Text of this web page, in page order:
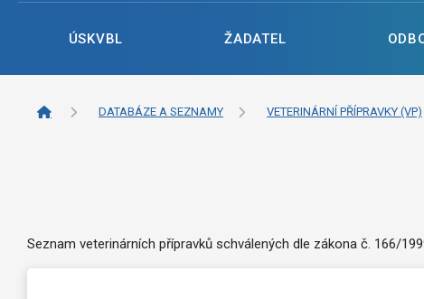
ÚSKVBL ŽADATEL
DATABÁZE A SEZNAMY VETERINÁRNÍ PŘÍPRAVKY (VP)
Seznam veterinárních přípravků schválených dle zákona č. 166/